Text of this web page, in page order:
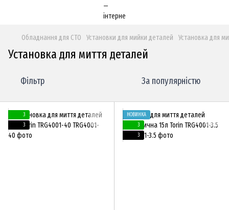
Обладнання для СТО Установки для мийки деталей Установка для
Установка для миття деталей
Фільтр За популярністю
3
3
НОВИНКА
3
3